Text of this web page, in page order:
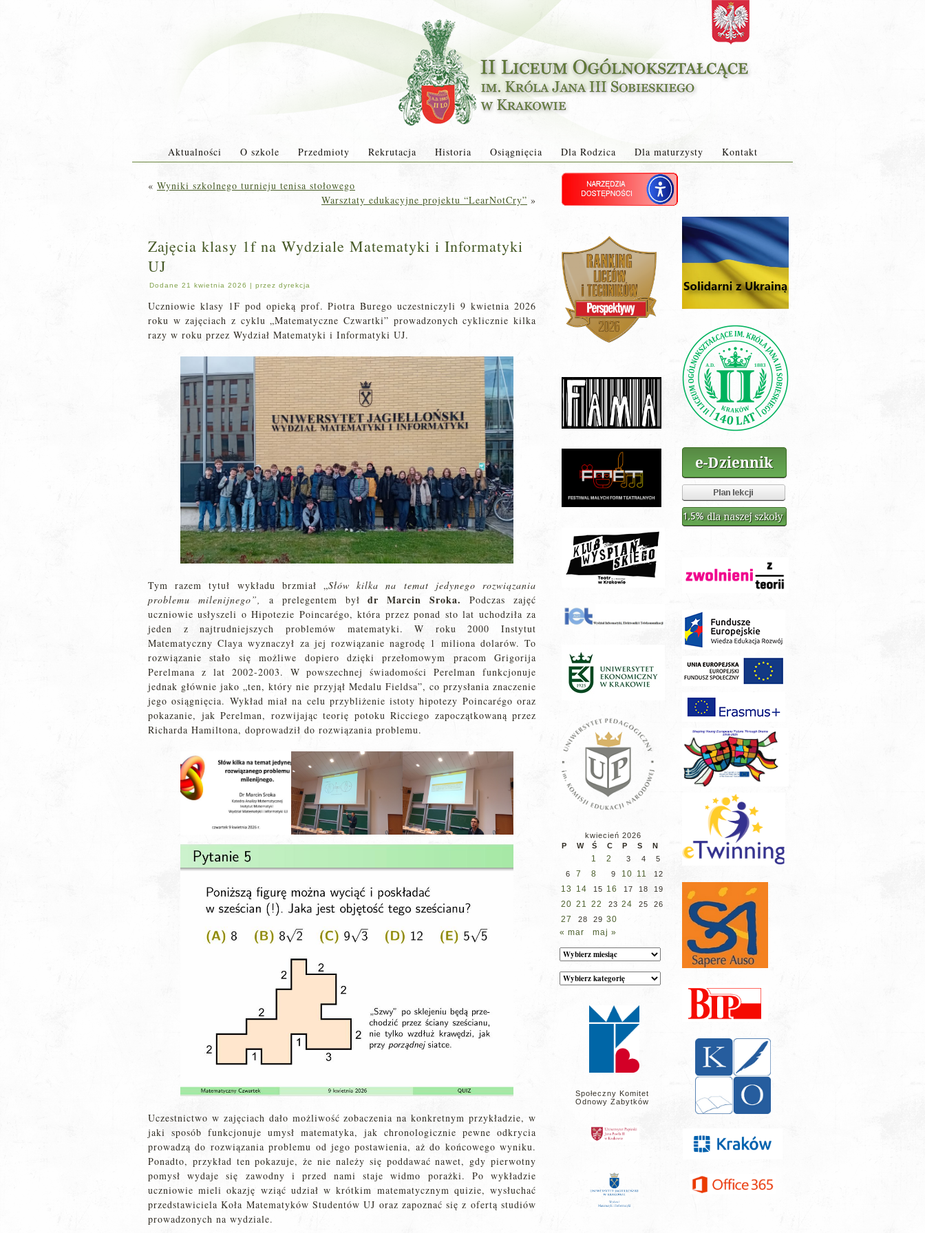
Aktualności O szkole Przedmioty Rekrutacja Historia Osiągnięcia Dla Rodzica Dla maturzysty Kontakt
« Wyniki szkolnego turnieju tenisa stołowego
Warsztaty edukacyjne projektu “LearNotCry” »
Zajęcia klasy 1f na Wydziale Matematyki i Informatyki
UJ
Dodane 21 kwietnia 2026 | przez dyrekcja
Uczniowie klasy 1F pod opieką prof. Piotra Burego uczestniczyli 9 kwietnia 2026
roku w zajęciach z cyklu „Matematyczne Czwartki” prowadzonych cyklicznie kilka
razy w roku przez Wydział Matematyki i Informatyki UJ.
Tym razem tytuł wykładu brzmiał „Słów kilka na temat jedynego rozwiązania
problemu milenijnego”, a prelegentem byłdr Marcin Sroka.Podczas zajęć
uczniowie usłyszeli o Hipotezie Poincarégo, która przez ponad sto lat uchodziła za
jeden z najtrudniejszych problemów matematyki. W roku 2000 Instytut
Matematyczny Claya wyznaczył za jej rozwiązanie nagrodę 1 miliona dolarów. To
rozwiązanie stało się możliwe dopiero dzięki przełomowym pracom Grigorija
Perelmana z lat 2002-2003. W powszechnej świadomości Perelman funkcjonuje
jednak głównie jako „ten, który nie przyjął Medalu Fieldsa”, co przysłania znaczenie
jego osiągnięcia. Wykład miał na celu przybliżenie istoty hipotezy Poincarégo oraz
pokazanie, jak Perelman, rozwijając teorię potoku Ricciego zapoczątkowaną przez
Richarda Hamiltona, doprowadził do rozwiązania problemu.
Uczestnictwo w zajęciach dało możliwość zobaczenia na konkretnym przykładzie, w
jaki sposób funkcjonuje umysł matematyka, jak chronologicznie pewne odkrycia
prowadzą do rozwiązania problemu od jego postawienia, aż do końcowego wyniku.
Ponadto, przykład ten pokazuje, że nie należy się poddawać nawet, gdy pierwotny
pomysł wydaje się zawodny i przed nami staje widmo porażki. Po wykładzie
uczniowie mieli okazję wziąć udział w krótkim matematycznym quizie, wysłuchać
przedstawiciela Koła Matematyków Studentów UJ oraz zapoznać się z ofertą studiów
prowadzonych na wydziale.
kwiecień 2026
P
W Ś C P S N
1 2 3 4
5
6
7 8 9 10 11 12
13 14 15 16 17 18 19
20 21 22 23 24 25 26
27 28 29 30
« mar
maj »
Archiwum
Kategorie
wpisów
Społeczny Komitet
Odnowy Zabytków